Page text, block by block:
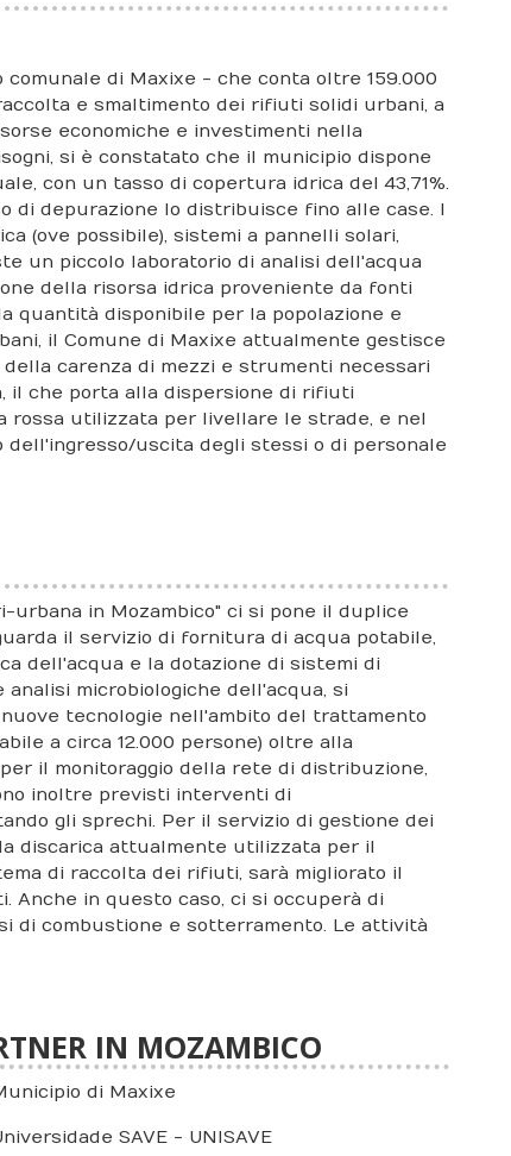
di Maxixe - che conta oltre 159.000
e smaltimento dei rifiuti solidi urbani, a
economiche e investimenti nella
si è constatato che il municipio dispone
con un tasso di copertura idrica del 43,71%.
di depurazione lo distribuisce fino alle case. I
(ove possibile), sistemi a pannelli solari,
un piccolo laboratorio di analisi dell'acqua
della risorsa idrica proveniente da fonti
quantità disponibile per la popolazione e
il Comune di Maxixe attualmente gestisce
carenza di mezzi e strumenti necessari
il che porta alla dispersione di rifiuti
rossa utilizzata per livellare le strade, e nel
uscita degli stessi o di personale
in Mozambico" ci si pone il duplice
il servizio di fornitura di acqua potabile,
dell'acqua e la dotazione di sistemi di
microbiologiche dell'acqua, si
tecnologie nell'ambito del trattamento
a circa 12.000 persone) oltre alla
il monitoraggio della rete di distribuzione,
inoltre previsti interventi di
gli sprechi. Per il servizio di gestione dei
discarica attualmente utilizzata per il
di raccolta dei rifiuti, sarà migliorato il
Anche in questo caso, ci si occuperà di
di combustione e sotterramento. Le attività
IN MOZAMBICO
di Maxixe
SAVE - UNISAVE